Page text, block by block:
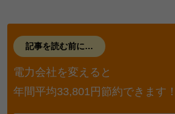
記事を読む前に…
電力会社を変えると
年間平均33,801円節約できます！